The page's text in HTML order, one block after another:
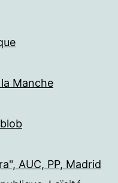
Manche
AUC, PP, Madrid